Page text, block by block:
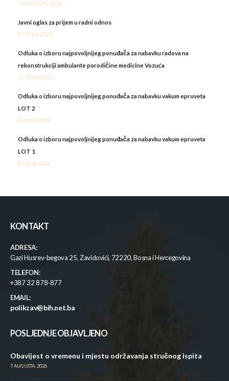
7 AUGUSTA, 2026
Javni oglas za prijem u radni odnos
27 JULA, 2026
Odluka o izboru najpovoljnijeg ponuđača za nabavku radova na
rekonstrukciji ambulante porodičine medicine Vozuća
11 JUNA, 2026
Odluka o izboru najpovoljnijeg ponuđača za nabavku vakum epruveta
LOT 2
8 JUNA, 2026
Odluka o izboru najpovoljnijeg ponuđača za nabavku vakum epruveta
LOT 1
8 JUNA, 2026
KONTAKT
ADRESA:
Gazi Husrev-begova 25, Zavidovići, 72220, Bosna i Hercegovina
TELEFON:
+387 32 878-877
EMAIL:
polikzav@bih.net.ba
POSLJEDNJE OBJAVLJENO
Obavijest o vremenu i mjestu održavanja stručnog ispita
7 AUGUSTA, 2026